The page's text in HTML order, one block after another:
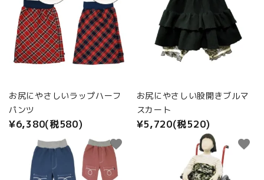
お尻にやさしいラップハーフ
パンツ
¥6,380(税580)
お尻にやさしい股開きブルマ
スカート
¥5,720(税520)
favorite favorite